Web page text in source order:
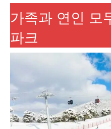
가족과 연인 모
파크